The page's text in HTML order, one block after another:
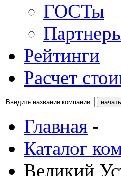
ГОСТы
Рейтинги
Расчет
Главная -
Каталог
Великий